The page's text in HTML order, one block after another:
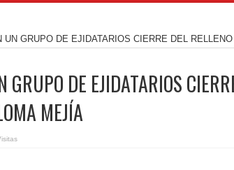
UN GRUPO DE EJIDATARIOS CIERRE DEL
GRUPO DE EJIDATARIOS
MEJÍA